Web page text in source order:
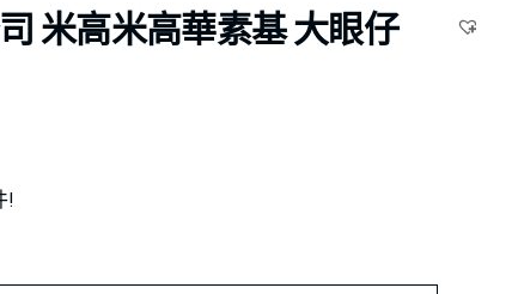
米高米高華素基 大眼仔
!